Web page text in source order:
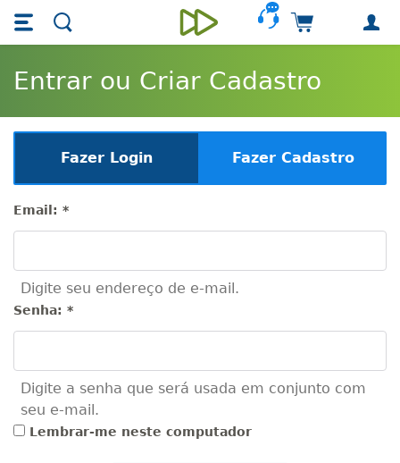
Skip main navigation
Skip to main content
Unieducar
Carrinho de
Entrar ou Criar Cadastro
Fazer Login Fazer Cadastro
Email: *
Digite seu endereço de e-mail.
Senha: *
Digite a senha que será usada em conjunto com
seu e-mail.
Lembrar-me neste computador